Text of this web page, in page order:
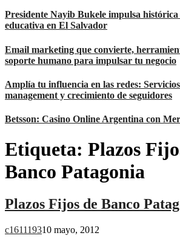
Presidente Nayib Bukele impulsa
educativa en El Salvador
Email marketing que convierte,
soporte humano para impulsar tu negocio
Amplía tu influencia en las redes:
management y crecimiento de seguidores
Betsson: Casino Online Argentina con
Etiqueta: Plazos
Banco Patagonia
Plazos Fijos de Banco
c161119310 mayo, 2012